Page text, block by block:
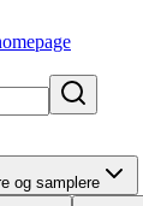
og samplere